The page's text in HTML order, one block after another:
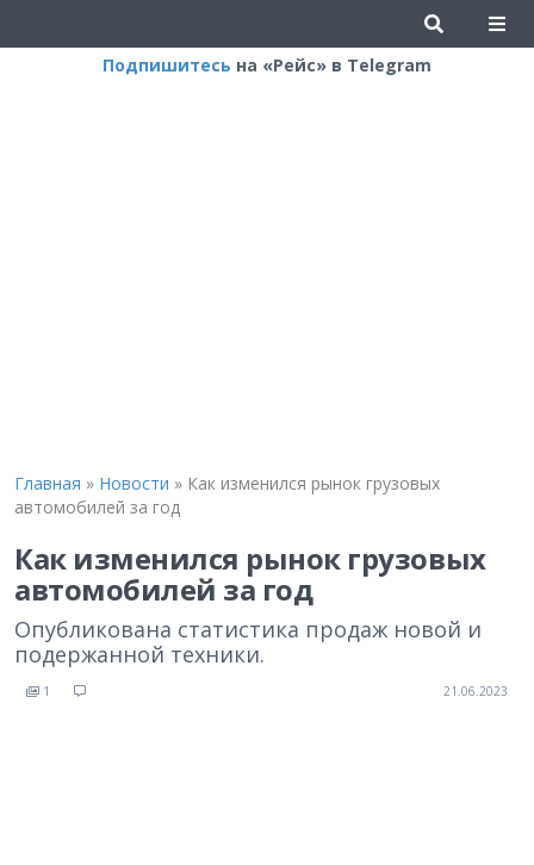
Подпишитесь на «Рейс» в Telegram
Главная » Новости » Как изменился рынок грузовых
автомобилей за год
Как изменился рынок грузовых
автомобилей за год
Опубликована статистика продаж новой и
подержанной техники.
1 21.06.2023